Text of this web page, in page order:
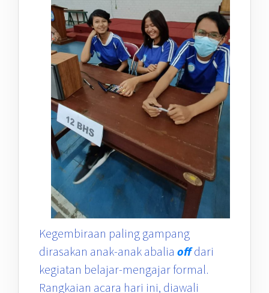
Kegembiraan paling gampang
dirasakan anak-anak abalia offdari
kegiatan belajar-mengajar formal.
Rangkaian acara hari ini, diawali